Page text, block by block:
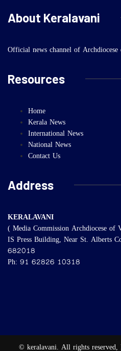
About Keralavani
Official news channel of Archdiocese
Resources
Home
Kerala News
International News
National News
Contact Us
Address
KERALAVANI
( Media Commission Archdiocese of
IS Press Building, Near St. Alberts
682018
Ph: 91 62826 10318
© keralavani. All rights reserved,